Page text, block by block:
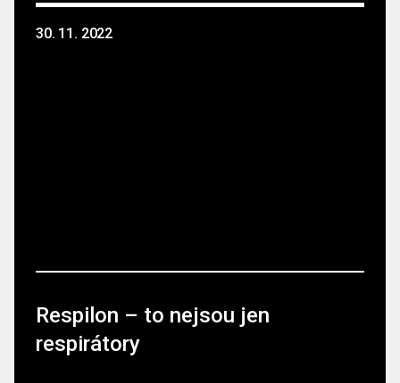
30. 11. 2022
Respilon – to nejsou jen
respirátory